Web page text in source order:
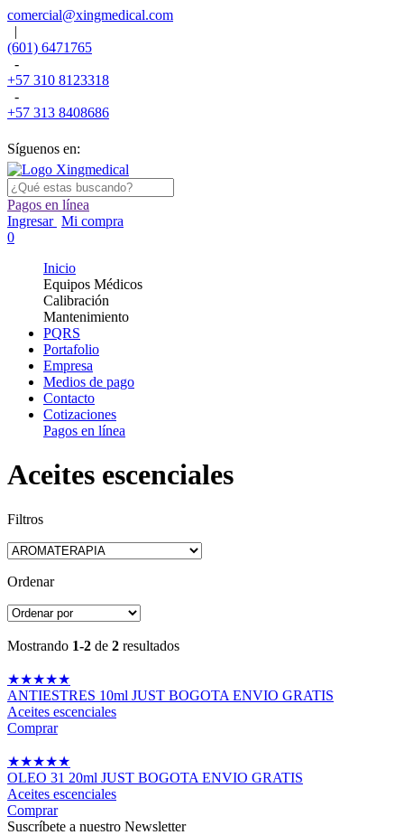
comercial@xingmedical.com
|
(601) 6471765
-
+57 310 8123318
-
+57 313 8408686
Síguenos en:
Pagos en línea
Ingresar Mi compra
0
Inicio
Equipos Médicos
Calibración
Mantenimiento
PQRS
Portafolio
Empresa
Medios de pago
Contacto
Cotizaciones
Pagos en línea
Aceites escenciales
Filtros
Ordenar
Mostrando 1-2 de 2 resultados
★★★★★
ANTIESTRES 10ml JUST BOGOTA ENVIO GRATIS
Aceites escenciales
Comprar
★★★★★
OLEO 31 20ml JUST BOGOTA ENVIO GRATIS
Aceites escenciales
Comprar
Suscríbete a nuestro Newsletter